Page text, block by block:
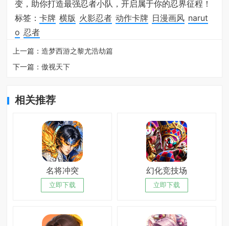
变，助你打造最强忍者小队，开启属于你的忍界征程！
标签： 卡牌 横版 火影忍者 动作卡牌 日漫画风 narut
o 忍者
上一篇：造梦西游之黎尤浩劫篇
下一篇：傲视天下
相关推荐
名将冲突
立即下载
幻化竞技场
立即下载